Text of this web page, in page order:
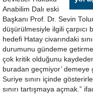
Anabilim Dalı eski
Başkanı Prof. Dr. Sevin
düşürülmesiyle ilgili çarpıcı
hedefi Hatay civarındaki
durumunu gündeme
çok kritik olduğunu
buradan geçmiyor’ demeye
Suriye sınırı içinde
sınırı tartışmaya açmak.”